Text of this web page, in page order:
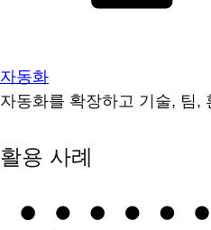
자동화
자동화를 확장하고 기술, 팀,
활용 사례